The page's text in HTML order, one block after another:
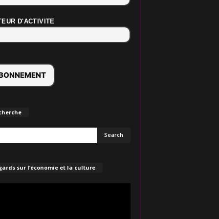
D'ACTIVITE
sur l’économie et la culture